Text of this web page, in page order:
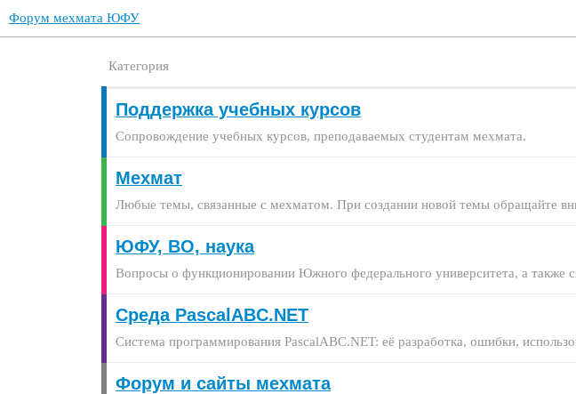
Форум мехмата ЮФУ
Категория
Поддержка учебных курсов
Сопровождение учебных курсов, преподаваемых студентам мехмата.
Мехмат
Любые темы, связанные с мехматом. При создании новой темы обращайте
ЮФУ, ВО, наука
Вопросы о функционировании Южного федерального университета, а также
Среда PascalABC.NET
Система программирования PascalABC.NET: её разработка, ошибки,
Форум и сайты мехмата